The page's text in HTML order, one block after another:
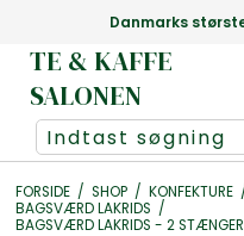
Gratis fragt ved køb
TE & KAFFE
SALONEN
FORSIDE / SHOP / KONFEKTURE
BAGSVÆRD LAKRIDS /
BAGSVÆRD LAKRIDS - 2 STÆNGER